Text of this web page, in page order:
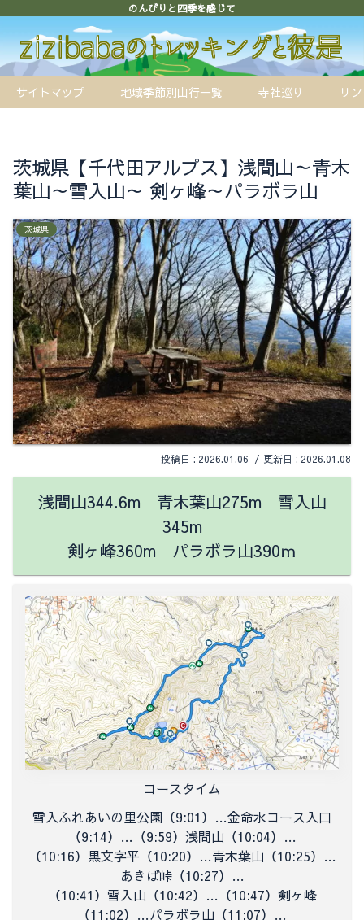
のんびりと四季を感じて
サイトマップ 地域季節別山行一覧 寺社巡り リ
茨城県【千代田アルプス】浅間山～青木
葉山～雪入山～ 剣ヶ峰～パラボラ山
茨城県
2026.01.06 2026.01.08
浅間山344.6m 青木葉山275m 雪入山
345m
剣ヶ峰360m パラボラ山390ｍ
コースタイム
雪入ふれあいの里公園（9:01）…金命水コース入口
（9:14）…（9:59）浅間山（10:04）…
（10:16）黒文字平（10:20）…青木葉山 （10:25）…
あきば峠（10:27）…
（10:41） 雪入山（10:42）…（10:47） 剣ヶ峰
（11:02）…パラボラ山（11:07）…